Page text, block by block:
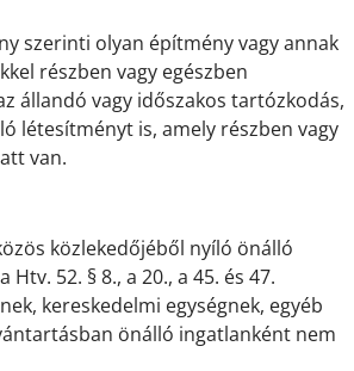
szerinti olyan építmény vagy annak
részben vagy egészben
állandó vagy időszakos tartózkodás,
létesítményt is, amely részben vagy
van.
közlekedőjéből nyíló önálló
52. § 8., a 20., a 45. és 47.
kereskedelmi egységnek, egyéb
önálló ingatlanként nem